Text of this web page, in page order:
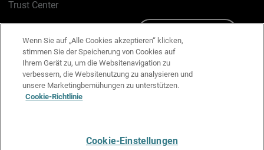
Trust Center
Cookie-Richtlinie
Datenschutzrichtlinie
Media & Brand Kit
Wenn Sie auf „Alle Cookies akzeptieren“ klicken,
stimmen Sie der Speicherung von Cookies auf
Ihrem Gerät zu, um die Websitenavigation zu
verbessern, die Websitenutzung zu analysieren und
unsere Marketingbemühungen zu unterstützen.
Cookie-Richtlinie
Cookie-Einstellungen